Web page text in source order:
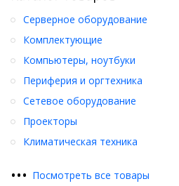
Серверное оборудование
Комплектующие
Компьютеры, ноутбуки
Периферия и оргтехника
Сетевое оборудование
Проекторы
Климатическая техника
••• Посмотреть все товары